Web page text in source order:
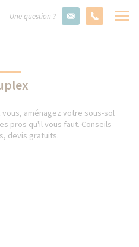
Une question ?
aménagez votre sous-sol
pros qu'il vous faut. Conseils
devis gratuits.